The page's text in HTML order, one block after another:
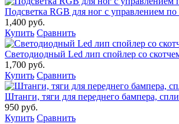
Подсветка RGB для ног с управлением
1,400 руб.
Купить Сравнить
Светодиодный Led лип спойлер со
1,700 руб.
Купить Сравнить
Штанги, тяги для переднего бампера,
950 руб.
Купить Сравнить